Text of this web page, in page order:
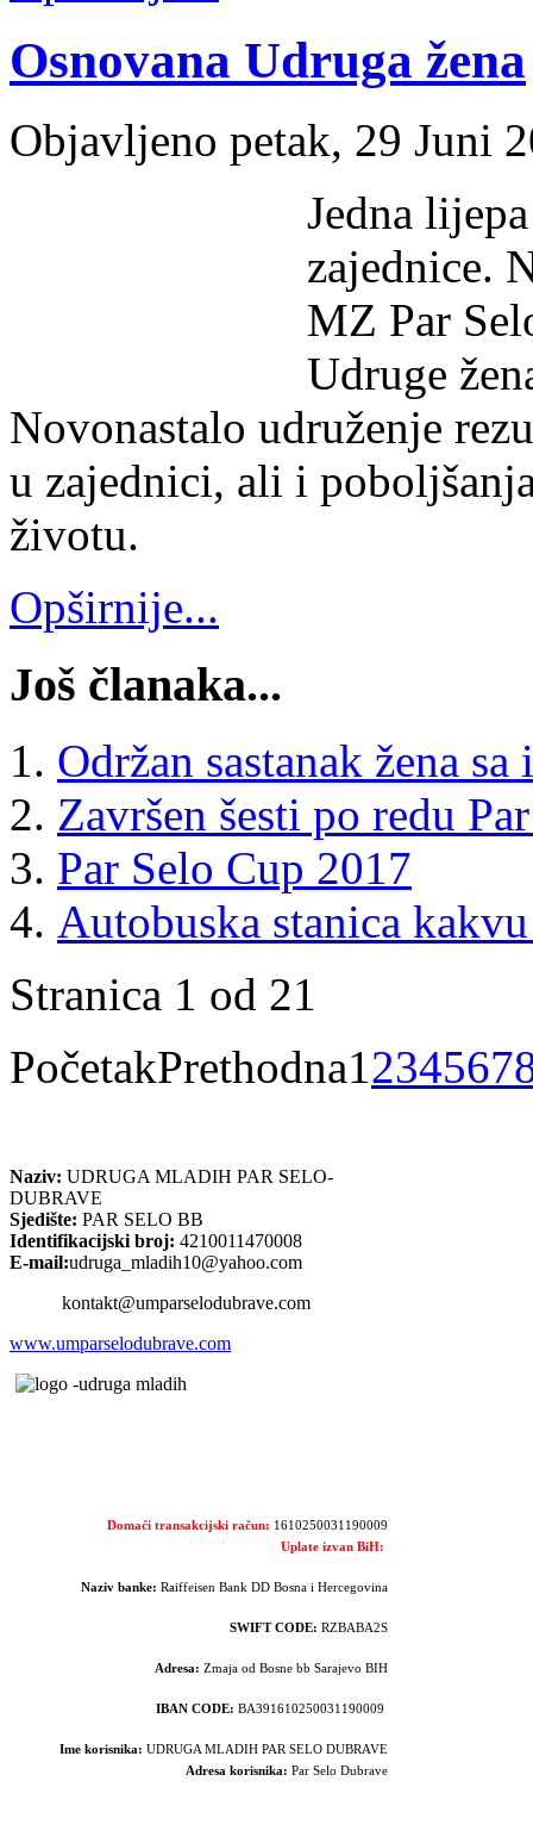
Osnovana Udruga žena
Objavljeno petak, 29 Juni
Jedna
zajednice.
MZ Par
Udruge
Novonastalo udruženje
u zajednici, ali i
životu.
Opširnije...
Još članaka...
Održan sastanak žena
Završen šesti po redu
Par Selo Cup 2017
Autobuska stanica
Stranica 1 od 21
PočetakPrethodna1234567
Naziv: UDRUGA MLADIH PAR SELO-
DUBRAVE
Sjedište: PAR SELO BB
Identifikacijski broj: 4210011470008
E-mail:udruga_mladih10@yahoo.com
kontakt@umparselodubrave.com
www.umparselodubrave.com
Domaći transakcijski račun: 1610250031190009
Uplate izvan BiH:
Naziv banke: Raiffeisen Bank DD Bosna i Hercegovina
SWIFT CODE: RZBABA2S
Adresa:Zmaja od Bosne bb Sarajevo BIH
IBAN CODE: BA391610250031190009
Ime korisnika: UDRUGA MLADIH PAR SELO DUBRAVE
Adresa korisnika: Par Selo Dubrave